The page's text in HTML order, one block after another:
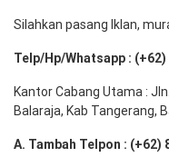
Silahkan pasang Iklan,
Telp/Hp/Whatsapp :
Kantor Cabang Utama :
Balaraja, Kab Tangerang,
A. Tambah Telpon : (+62)